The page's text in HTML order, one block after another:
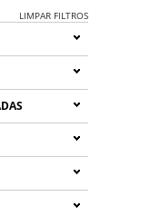
LIMPAR FILTROS